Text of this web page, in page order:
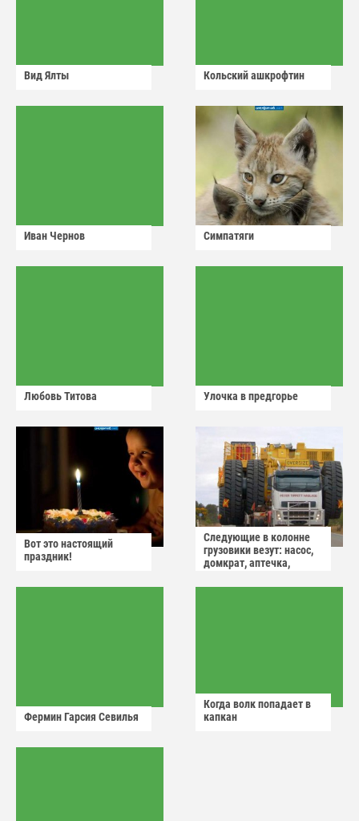
Вид Ялты Кольский ашкрофтин
Иван Чернов Симпатяги
Любовь Титова Улочка в предгорье
Вот это настоящий
праздник!
Следующие в колонне
грузовики везут: насос,
домкрат, аптечка,
Фермин Гарсия Севилья
Когда волк попадает в
капкан